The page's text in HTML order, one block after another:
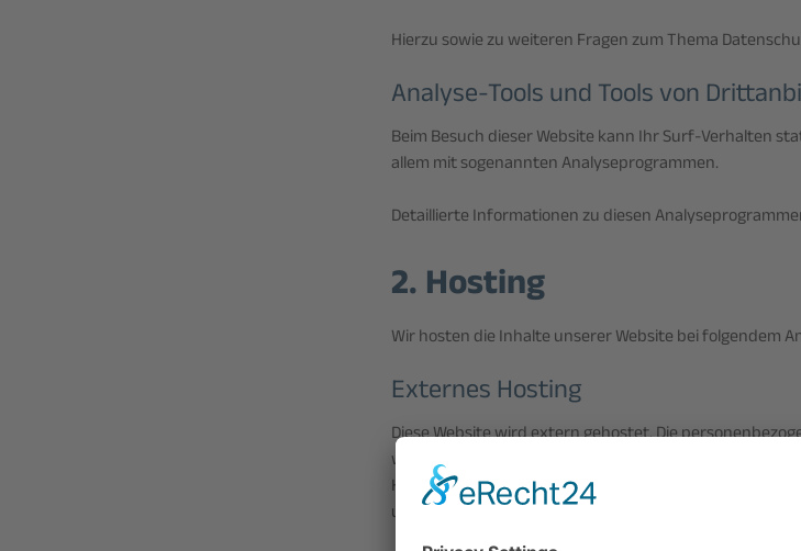
Hierzu sowie zu weiteren Fragen zum Thema
Analyse-Tools und Tools von
Beim Besuch dieser Website kann Ihr Surf-Verhalten
allem mit sogenannten Analyseprogrammen.
Detaillierte Informationen zu diesen
2. Hosting
Wir hosten die Inhalte unserer Website bei folgendem
Externes Hosting
Diese Website wird extern gehostet. Die
werden auf den Servern des Hosters / der Hoster
Kontaktanfragen, Meta- und Kommunikationsdaten,
und sonstige Daten, die über eine Website generiert